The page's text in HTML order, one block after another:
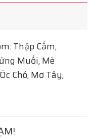
Thập Cẩm,
Muối, Mè
Chó, Mơ Tây,